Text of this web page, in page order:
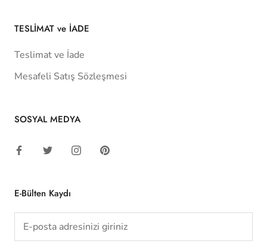
TESLİMAT ve İADE
Teslimat ve İade
Mesafeli Satış Sözleşmesi
SOSYAL MEDYA
E-Bülten Kaydı